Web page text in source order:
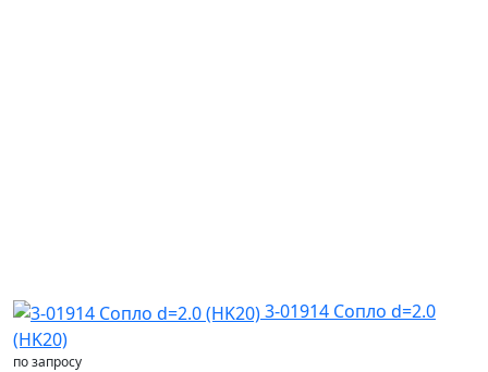
3-01914 Сопло d=2.0
(HK20)
по запросу